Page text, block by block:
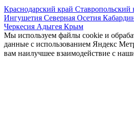
Краснодарский край Ставропольский
Ингушетия Северная Осетия
Черкесия Адыгея Крым
Мы используем файлы cookie и
данные с использованием Яндекс
вам наилучшее взаимодействие с